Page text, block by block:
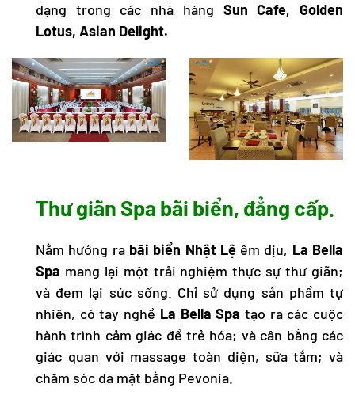
dạng trong các nhà hàng Sun Cafe, Golden
Lotus, Asian Delight.
Thư giãn Spa bãi biển, đẳng cấp.
Nằm hướng ra bãi biển Nhật Lệêm dịu, La Bella
Spa mang lại một trải nghiệm thực sự thư giãn;
và đem lại sức sống. Chỉ sử dụng sản phẩm tự
nhiên, có tay nghề La Bella Spa tạo ra các cuộc
hành trình cảm giác để trẻ hóa; và cân bằng các
giác quan với massage toàn diện, sữa tắm; và
chăm sóc da mặt bằng Pevonia.